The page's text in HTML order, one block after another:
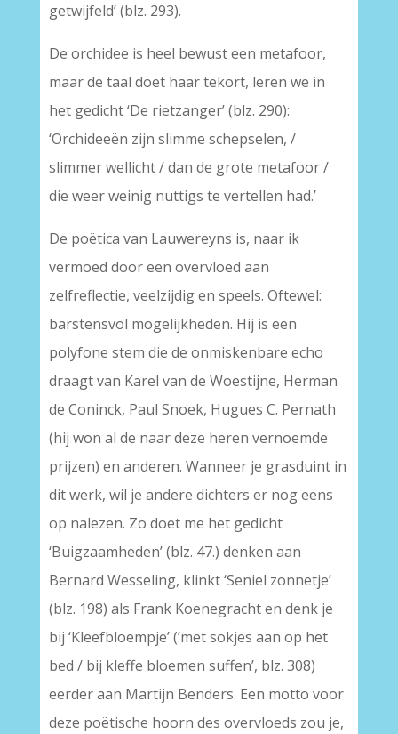
getwijfeld’ (blz. 293).
De orchidee is heel bewust een metafoor,
maar de taal doet haar tekort, leren we in
het gedicht ‘De rietzanger’ (blz. 290):
‘Orchideeën zijn slimme schepselen, /
slimmer wellicht / dan de grote metafoor /
die weer weinig nuttigs te vertellen had.’
De poëtica van Lauwereyns is, naar ik
vermoed door een overvloed aan
zelfreflectie, veelzijdig en speels. Oftewel:
barstensvol mogelijkheden. Hij is een
polyfone stem die de onmiskenbare echo
draagt van Karel van de Woestijne, Herman
de Coninck, Paul Snoek, Hugues C. Pernath
(hij won al de naar deze heren vernoemde
prijzen) en anderen. Wanneer je grasduint in
dit werk, wil je andere dichters er nog eens
op nalezen. Zo doet me het gedicht
‘Buigzaamheden’ (blz. 47.) denken aan
Bernard Wesseling, klinkt ‘Seniel zonnetje’
(blz. 198) als Frank Koenegracht en denk je
bij ‘Kleefbloempje’ (‘met sokjes aan op het
bed / bij kleffe bloemen suffen’, blz. 308)
eerder aan Martijn Benders. Een motto voor
deze poëtische hoorn des overvloeds zou je,